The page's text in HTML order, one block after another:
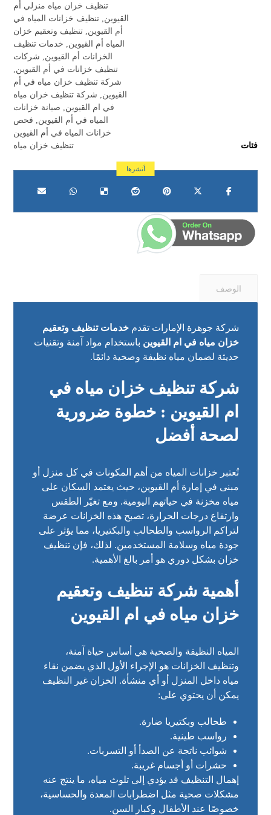
تنظيف خزان مياه منزلي أم
القيوين, تنظيف خزانات المياه في
أم القيوين, تنظيف وتعقيم خزان
المياه أم القيوين, خدمات تنظيف
الخزانات أم القيوين, شركات
تنظيف خزانات في أم القيوين,
شركة تنظيف خزان مياه في أم
القيوين, شركة تنظيف خزان مياه
في ام القيوين, صيانة خزانات
المياه في أم القيوين, فحص
خزانات المياه في أم القيوين
فئات
تنظيف خزان مياه
الوصف
شركة جوهرة الإمارات تقدمخدمات تنظيف وتعقيم
خزان مياه في ام القيوين باستخدام مواد آمنة وتقنيات
حديثة لضمان مياه نظيفة وصحية دائمًا.
شركة تنظيف خزان مياه في
ام القيوين : خطوة ضرورية
لصحة أفضل
تُعتبر خزانات المياه من أهم المكونات في كل منزل أو
مبنى في إمارة أم القيوين، حيث يعتمد السكان على
مياه مخزنة في حياتهم اليومية. ومع تغيّر الطقس
وارتفاع درجات الحرارة، تصبح هذه الخزانات عرضة
لتراكم الرواسب والطحالب والبكتيريا، مما يؤثر على
جودة مياه وسلامة المستخدمين. لذلك، فإن تنظيف
خزان بشكل دوري هو أمر بالغ الأهمية.
أهمية شركة تنظيف وتعقيم
خزان مياه في ام القيوين
المياه النظيفة والصحية هي أساس حياة آمنة،
وتنظيف الخزانات هو الإجراء الأول الذي يضمن نقاء
مياه داخل المنزل أو أي منشأة. الخزان غير النظيف
يمكن أن يحتوي على:
طحالب وبكتيريا ضارة.
رواسب طينية.
شوائب ناتجة عن الصدأ أو التسربات.
حشرات أو أجسام غريبة.
إهمال التنظيف قد يؤدي إلى تلوث مياه، ما ينتج عنه
مشكلات صحية مثل اضطرابات المعدة والحساسية،
خصوصًا عند الأطفال وكبار السن.